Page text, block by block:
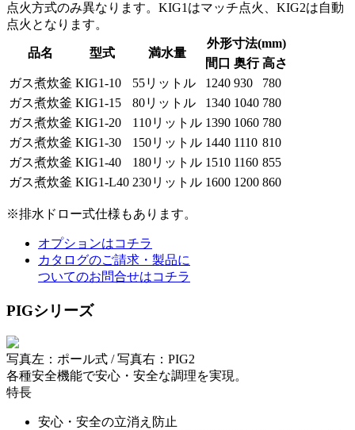
点火方式のみ異なります。KIG1はマッチ点火、KIG2は自動
点火となります。
品名 型式 満水量
外形寸法(mm)
間口 奥行 高さ
ガス煮炊釜 KIG1-10 55リットル 1240 930
780
ガス煮炊釜 KIG1-15 80リットル 1340 1040 780
ガス煮炊釜 KIG1-20 110リットル 1390 1060 780
ガス煮炊釜 KIG1-30 150リットル 1440 1110 810
ガス煮炊釜 KIG1-40 180リットル 1510 1160 855
ガス煮炊釜 KIG1-L40 230リットル 1600 1200 860
※排水ドロー式仕様もあります。
オプションはコチラ
カタログのご請求・製品に
ついてのお問合せはコチラ
PIGシリーズ
写真左：ポール式 / 写真右：PIG2
各種安全機能で安心・安全な調理を実現。
特長
安心・安全の立消え防止